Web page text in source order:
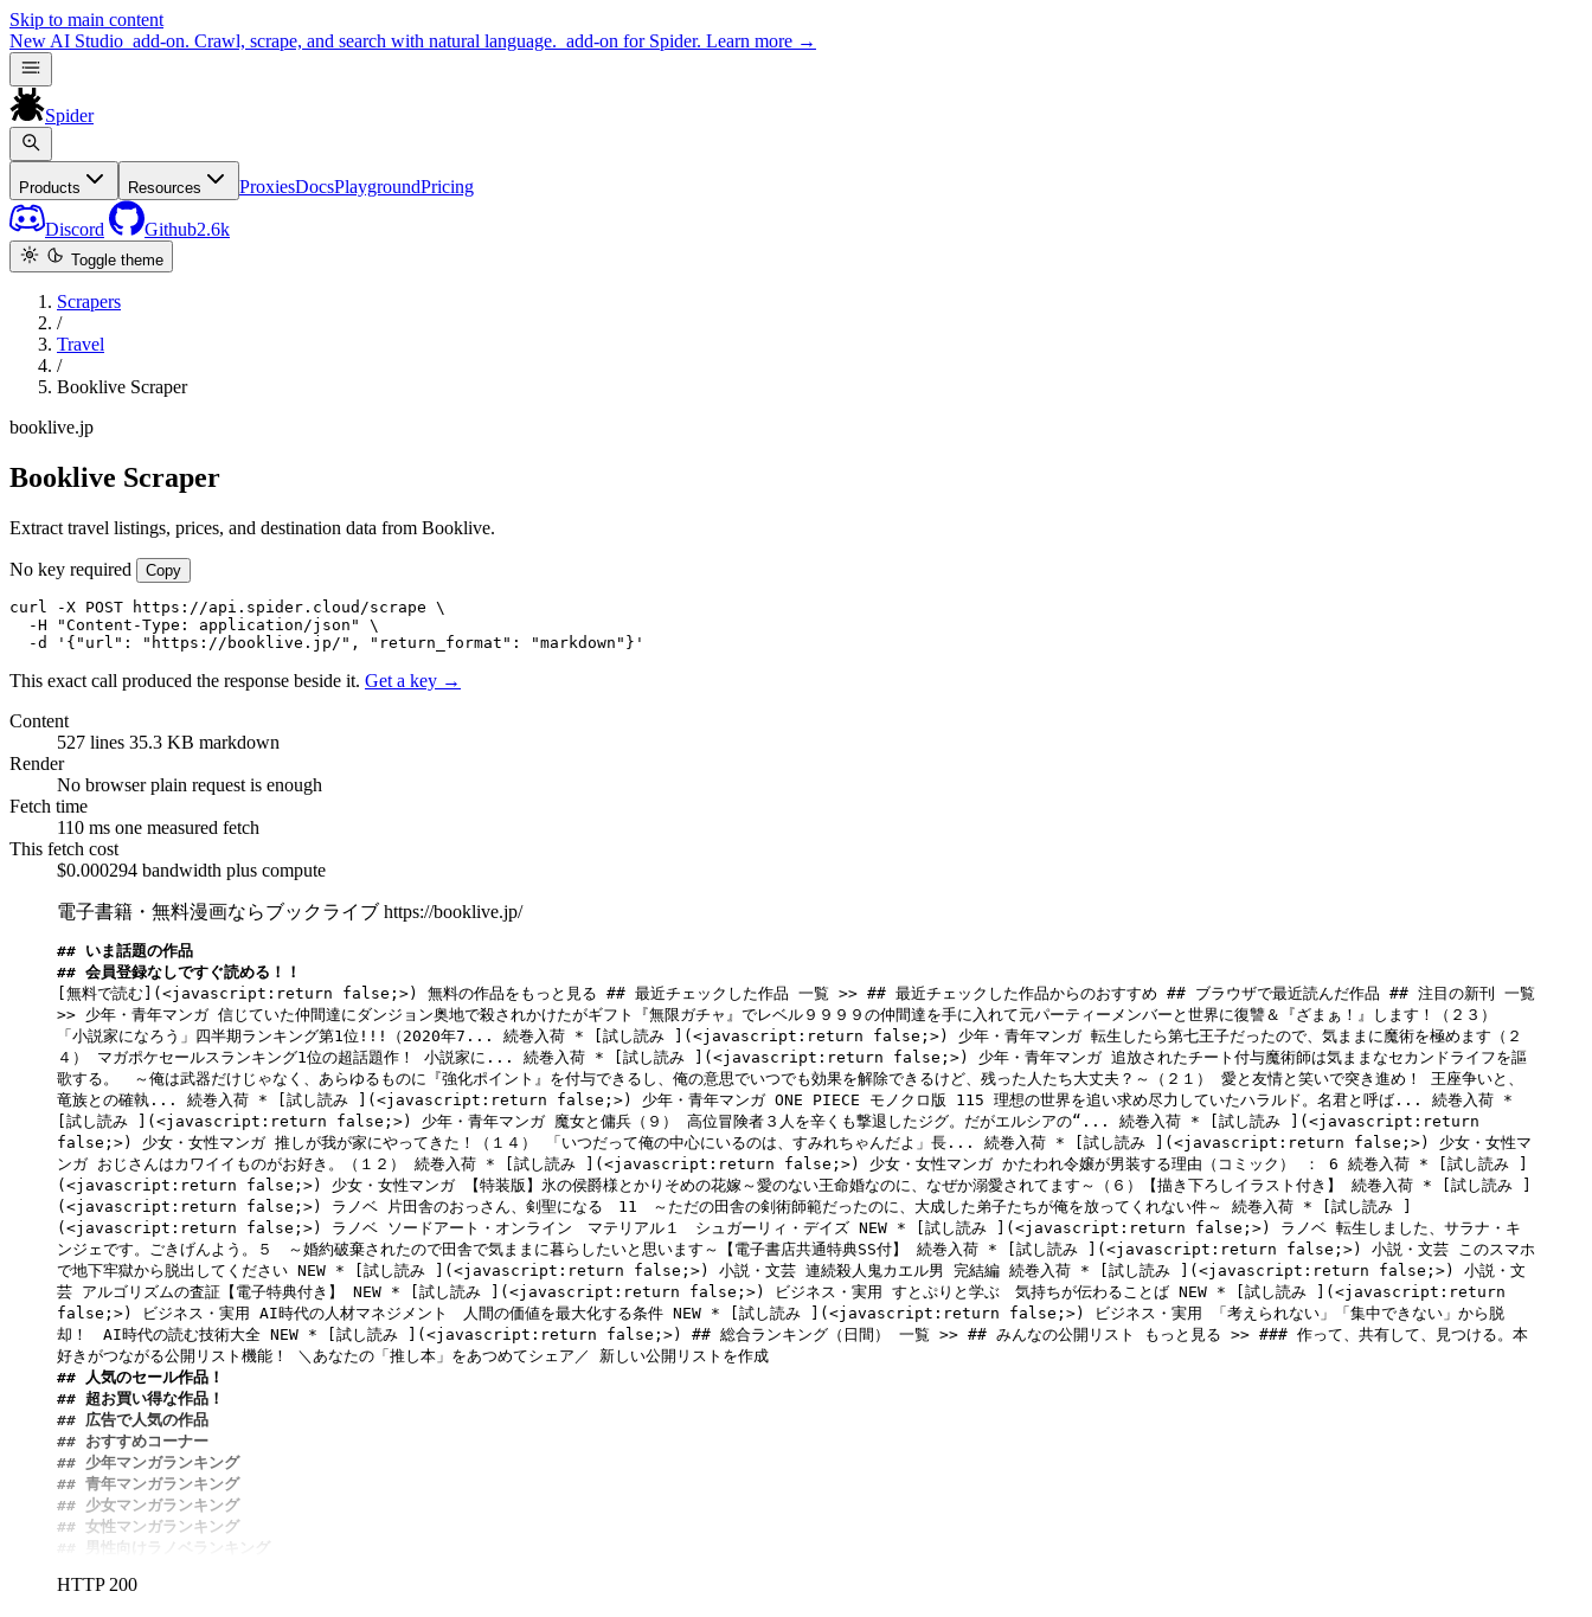
Skip to main content
New AI Studio add-on. Crawl, scrape, and search with natural language. add-on for Spider. Learn more →
Spider
Products Resources ProxiesDocsPlaygroundPricing
Discord Github2.6k
Toggle theme
Scrapers
/
Travel
/
Booklive Scraper
booklive.jp
Booklive Scraper
Extract travel listings, prices, and destination data from Booklive.
No key required Copy
curl -X POST https://api.spider.cloud/scrape \
  -H "Content-Type: application/json" \
  -d '{"url": "https://booklive.jp/", "return_format": "markdown"}'
This exact call produced the response beside it. Get a key →
Content
527 lines 35.3 KB markdown
Render
No browserplain request is enough
Fetch time
110 ms one measured fetch
This fetch cost
$0.000294 bandwidth plus compute
電子書籍・無料漫画ならブックライブ https://booklive.jp/
## いま話題の作品
## 会員登録なしですぐ読める！！
[無料で読む](<javascript:return false;>)
無料の作品をもっと見る ## 最近チェックした作品 一覧 >> ## 最近チェックした作品からのおすすめ ## ブラウザで最近読んだ作品 ## 注目の新刊 一覧
>> 少年・青年マンガ 信じていた仲間達にダンジョン奥地で殺されかけたがギフト『無限ガチャ』でレベル９９９９の仲間達を手に入れて元パーティーメンバーと世界に復讐＆『ざまぁ！』します！（２３）
「小説家になろう」四半期ランキング第1位!!!（2020年7... 続巻入荷 *
[試し読み ](<javascript:return false;>)
少年・青年マンガ 転生したら第七王子だったので、気ままに魔術を極めます（２
４） マガポケセールスランキング1位の超話題作！ 小説家に... 続巻入荷 *
[試し読み ](<javascript:return false;>)
少年・青年マンガ 追放されたチート付与魔術師は気ままなセカンドライフを謳
歌する。　～俺は武器だけじゃなく、あらゆるものに『強化ポイント』を付与できるし、俺の意思でいつでも効果を解除できるけど、残った人たち大丈夫？～（２１） 愛と友情と笑いで突き進め！ 王座争いと、
竜族との確執... 続巻入荷 *
[試し読み ](<javascript:return false;>)
[試し読み ](<javascript:return false;>)
少年・青年マンガ 魔女と傭兵（９） 高位冒険者３人を辛くも撃退したジグ。だがエルシアの“... 続巻入荷 *
[試し読み ](<javascript:return
false;>)
少女・女性マンガ 推しが我が家にやってきた！（１４） 「いつだって俺の中心にいるのは、すみれちゃんだよ」長... 続巻入荷 * [試し読み ](<javascript:return false;>)
少女・女性マ
ンガ おじさんはカワイイものがお好き。（１２） 続巻入荷 *
[試し読み ](<javascript:return false;>) 少女・女性マンガ かたわれ令嬢が男装する理由（コミック） ： 6 続巻入荷 *
[試し読み ]
(<javascript:return false;>)
少女・女性マンガ 【特装版】氷の侯爵様とかりそめの花嫁～愛のない王命婚なのに、なぜか溺愛されてます～（６）【描き下ろしイラスト付き】 続巻入荷 *
[試し読み ]
(<javascript:return false;>)
ラノベ 片田舎のおっさん、剣聖になる　11　～ただの田舎の剣術師範だったのに、大成した弟子たちが俺を放ってくれない件～ 続巻入荷 *
[試し読み ]
(<javascript:return false;>)
ラノベ ソードアート・オンライン　マテリアル１　シュガーリィ・デイズ NEW * [試し読み ](<javascript:return false;>)
ラノベ 転生しました、サラナ・キ
ンジェです。ごきげんよう。５　～婚約破棄されたので田舎で気ままに暮らしたいと思います～【電子書店共通特典SS付】 続巻入荷 *
[試し読み ](<javascript:return false;>)
小説・文芸 このスマホ
で地下牢獄から脱出してください NEW *
[試し読み ](<javascript:return false;>) 小説・文芸 連続殺人鬼カエル男 完結編 続巻入荷 * [試し読み ](<javascript:return false;>)
小説・文
芸 アルゴリズムの査証【電子特典付き】 NEW *
[試し読み ](<javascript:return false;>) ビジネス・実用 すとぷりと学ぶ　気持ちが伝わることば NEW *
[試し読み ](<javascript:return
false;>)
ビジネス・実用 AI時代の人材マネジメント　人間の価値を最大化する条件 NEW * [試し読み ](<javascript:return false;>)
ビジネス・実用 「考えられない」「集中できない」から脱
却！　AI時代の読む技術大全 NEW *
[試し読み ](<javascript:return false;>)
## 総合ランキング（日間） 一覧 >> ## みんなの公開リスト もっと見る >> ### 作って、共有して、見つける。本
## 人気のセール作品！
## 超お買い得な作品！
## 広告で人気の作品
## おすすめコーナー
## 少年マンガランキング
## 青年マンガランキング
## 少女マンガランキング
## 女性マンガランキング
## 男性向けラノベランキング
HTTP 200